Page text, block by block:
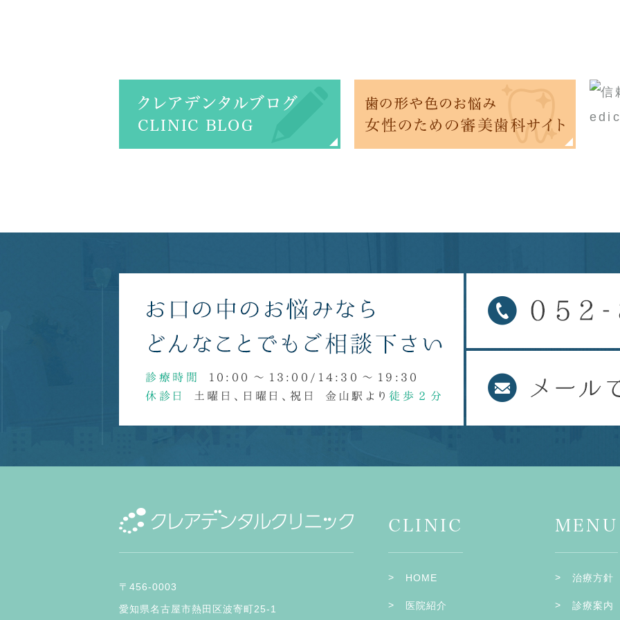
〒456-0003
愛知県名古屋市熱田区波寄町25-1
CLINIC
HOME
医院紹介
MENU
治療方針
診療案内